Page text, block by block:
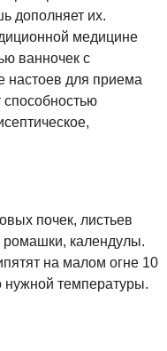
дополняет их.
медицине
ванночек с
настоев для приема
способностью
почек, листьев
ромашки, календулы.
на малом огне 10
нужной температуры.